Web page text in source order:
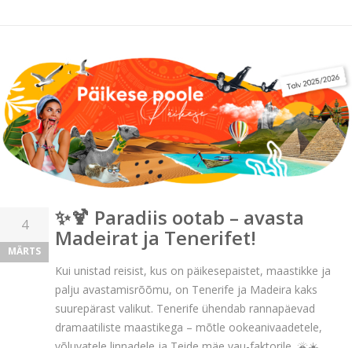
4
MÄRTS
✨🍹 Paradiis ootab – avasta
Madeirat ja Tenerifet!
Kui unistad reisist, kus on päikesepaistet, maastikke ja
palju avastamisrõõmu, on Tenerife ja Madeira kaks
suurepärast valikut. Tenerife ühendab rannapäevad
dramaatiliste maastikega – mõtle ookeanivaadetele,